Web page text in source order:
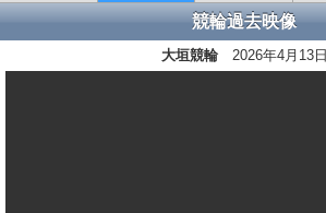
競輪過去映像
大垣競輪 2026年4月13日